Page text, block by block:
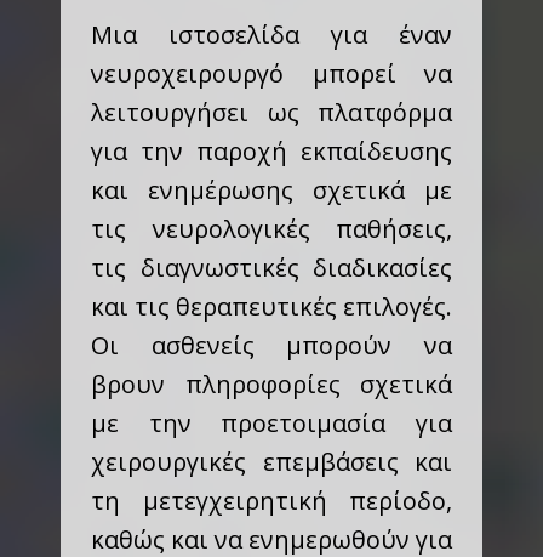
Μια ιστοσελίδα για έναν
νευροχειρουργό μπορεί να
λειτουργήσει ως πλατφόρμα
για την παροχή εκπαίδευσης
και ενημέρωσης σχετικά με
τις νευρολογικές παθήσεις,
τις διαγνωστικές διαδικασίες
και τις θεραπευτικές επιλογές.
Οι ασθενείς μπορούν να
βρουν πληροφορίες σχετικά
με την προετοιμασία για
χειρουργικές επεμβάσεις και
τη μετεγχειρητική περίοδο,
καθώς και να ενημερωθούν για